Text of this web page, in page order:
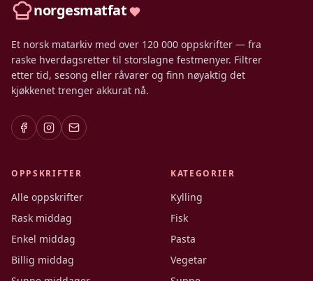
norgesmatfat
Et norsk matarkiv med over 120 000 oppskrifter — fra
raske hverdagsretter til storslagne festmenyer. Filtrer
etter tid, sesong eller råvarer og finn nøyaktig det
kjøkkenet trenger akkurat nå.
OPPSKRIFTER
Alle oppskrifter
Rask middag
Enkel middag
Billig middag
KATEGORIER
Kylling
Fisk
Pasta
Vegetar